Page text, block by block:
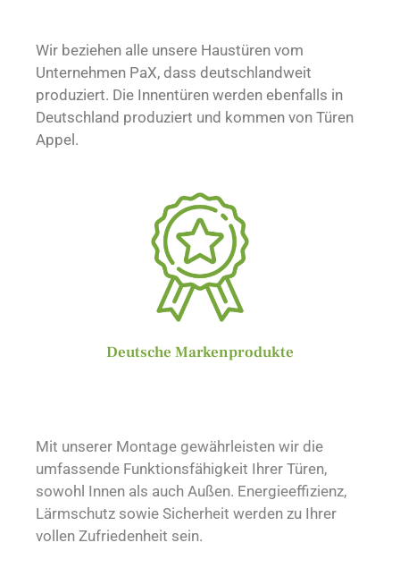
Wir beziehen alle unsere Haustüren vom
Unternehmen PaX, dass deutschlandweit
produziert. Die Innentüren werden ebenfalls in
Deutschland produziert und kommen von Türen
Appel.
Deutsche Markenprodukte
Mit unserer Montage gewährleisten wir die
umfassende Funktionsfähigkeit Ihrer Türen,
sowohl Innen als auch Außen. Energieeffizienz,
Lärmschutz sowie Sicherheit werden zu Ihrer
vollen Zufriedenheit sein.